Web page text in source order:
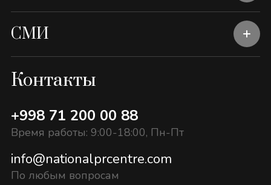
СМИ
Контакты
+998 71 200 00 88
Время работы: 9:00-18:00, Пн-Пт
info@nationalprcentre.com
По любым вопросам